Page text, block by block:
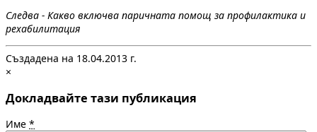
Следва - Какво включва паричната помощ за профилактика и
рехабилитация
Създадена на 18.04.2013 г.
×
Докладвайте тази публикация
Име *